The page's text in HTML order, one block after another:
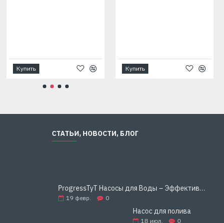
Купить Купить
СТАТЬИ, НОВОСТИ, БЛОГ
ProgressTyT Насосы для Воды – Эффективное и Надёжное Решение для Дома и Бизнеса
19 февр. 0
Насос для полива
18 июл. 0